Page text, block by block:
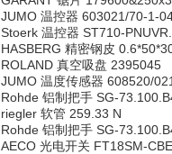
JUMO 温控器 603021/70-1-
Stoerk 温控器 ST710-
HASBERG 精密钢皮
ROLAND 真空吸盘 2395045
JUMO 温度传感器 608520/
Rohde 铝制把手 SG-
riegler 软管 259.33 N
Rohde 铝制把手 SG-
AECO 光电开关 FT18SM-CBE